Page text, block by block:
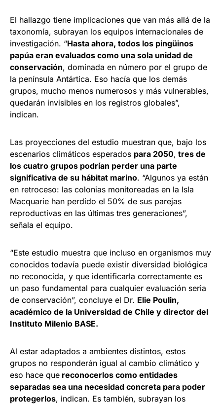
El hallazgo tiene implicaciones que van más allá de la
taxonomía, subrayan los equipos internacionales de
investigación. “Hasta ahora, todos los pingüinos
papúa eran evaluados como una sola unidad de
conservación, dominada en número por el grupo de
la península Antártica. Eso hacía que los demás
grupos, mucho menos numerosos y más vulnerables,
quedarán invisibles en los registros globales”,
indican.
Las proyecciones del estudio muestran que, bajo los
escenarios climáticos esperados para 2050, tres de
los cuatro grupos podrían perder una parte
significativa de su hábitat marino. “Algunos ya están
en retroceso: las colonias monitoreadas en la Isla
Macquarie han perdido el 50% de sus parejas
reproductivas en las últimas tres generaciones”,
señala el equipo.
“Este estudio muestra que incluso en organismos muy
conocidos todavía puede existir diversidad biológica
no reconocida, y que identificarla correctamente es
un paso fundamental para cualquier evaluación seria
de conservación”, concluye el Dr. Elie Poulin,
académico de la Universidad de Chile y director del
Instituto Milenio BASE.
Al estar adaptados a ambientes distintos, estos
grupos no responderán igual al cambio climático y
eso hace que reconocerlos como entidades
separadas sea una necesidad concreta para poder
protegerlos, indican. Es también, subrayan los